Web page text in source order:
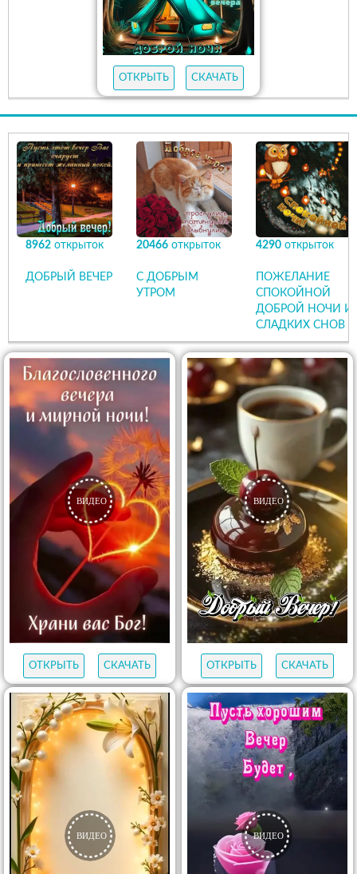
ОТКРЫТЬ СКАЧАТЬ
8962открыток
ДОБРЫЙ ВЕЧЕР
20466 открыток
С ДОБРЫМ
УТРОМ
4290 открыток
ПОЖЕЛАНИЕ
СПОКОЙНОЙ
ДОБРОЙ НОЧИ И
СЛАДКИХ СНОВ
ОТКРЫТЬ СКАЧАТЬ ОТКРЫТЬ СКАЧАТЬ